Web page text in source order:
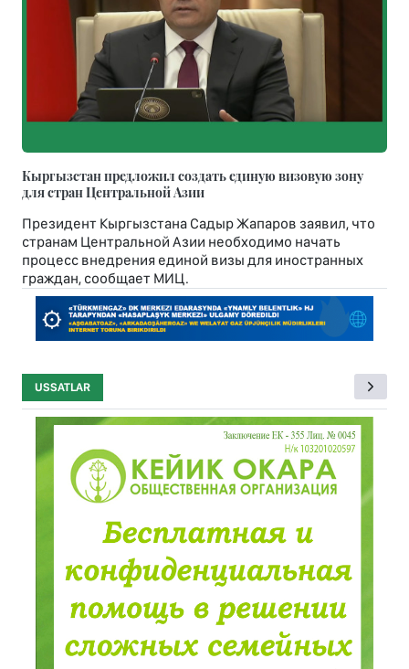
Кыргызстан предложил создать единую визовую зону
для стран Центральной Азии
Президент Кыргызстана Садыр Жапаров заявил, что
странам Центральной Азии необходимо начать
процесс внедрения единой визы для иностранных
граждан, сообщает МИЦ.
USSATLAR